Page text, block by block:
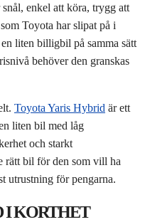
enkel att köra, trygg att
Toyota har slipat på i
liten billigbil på samma sätt
behöver den granskas
Toyota Yaris Hybrid är ett
liten bil med låg
och starkt
rätt bil för den som vill ha
utrustning för pengarna.
I KORTHET